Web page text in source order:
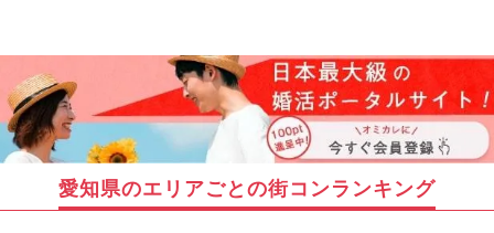
愛知県のエリアごとの街コンランキング